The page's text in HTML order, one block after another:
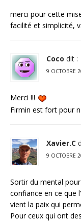
merci pour cette
facilité et simplicité,
Coco dit :
9 OCTOBRE
Merci !!!
Firmin est fort pour
Xavier.C
9 OCTOBRE
Sortir du mental
confiance en ce que
vient la paix qui
Pour ceux qui ont